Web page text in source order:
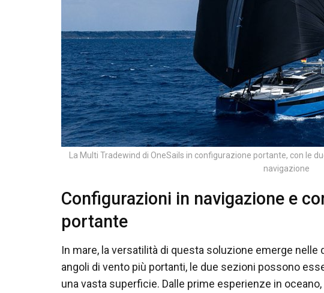
La Multi Tradewind di OneSails in configurazione portante, con le
navigazione
Configurazioni in navigazione e
portante
In mare, la versatilità di questa soluzione emerge
angoli di vento più portanti, le due sezioni possono
una vasta superficie. Dalle prime esperienze in